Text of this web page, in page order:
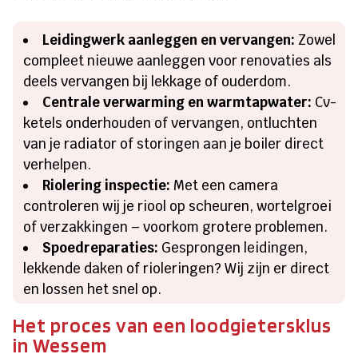
Leidingwerk aanleggen en vervangen: Zowel
compleet nieuwe aanleggen voor renovaties als
deels vervangen bij lekkage of ouderdom.
Centrale verwarming en warmtapwater: Cv-
ketels onderhouden of vervangen, ontluchten
van je radiator of storingen aan je boiler direct
verhelpen.
Riolering inspectie: Met een camera
controleren wij je riool op scheuren, wortelgroei
of verzakkingen – voorkom grotere problemen.
Spoedreparaties: Gesprongen leidingen,
lekkende daken of rioleringen? Wij zijn er direct
en lossen het snel op.
Het proces van een loodgietersklus
in Wessem